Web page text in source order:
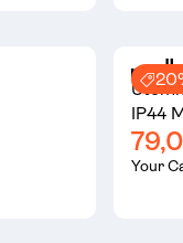
IP44
Your